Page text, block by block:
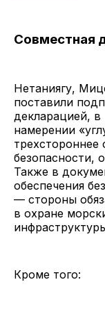
Совместная
Нетаниягу,
поставили
декларацией, в
намерении
трехстороннее
безопасности,
Также в
обеспечения
— стороны
в охране
Кроме того: